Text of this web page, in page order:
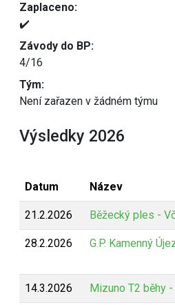
Zaplaceno:
✔️
Závody do BP:
4/16
Tým:
Není zařazen v žádném týmu
Výsledky 2026
Datum Název
21.2.2026 Běžecký ples -
28.2.2026 G.P. Kamenný
14.3.2026 Mizuno T2 běhy -